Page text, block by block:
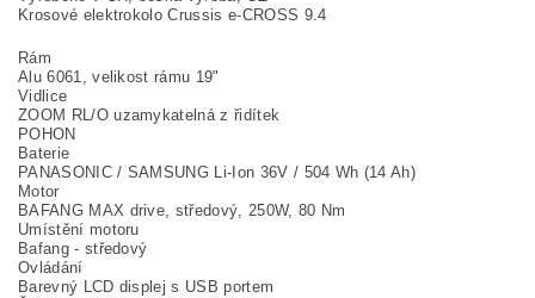
Krosové elektrokolo Crussis e-CROSS 9.4
Rám
Alu 6061, velikost rámu 19"
Vidlice
ZOOM RL/O uzamykatelná z řidítek
POHON
Baterie
PANASONIC / SAMSUNG Li-Ion 36V / 504 Wh (14 Ah)
Motor
BAFANG MAX drive, středový, 250W, 80 Nm
Umístění motoru
Bafang - středový
Ovládání
Barevný LCD displej s USB portem